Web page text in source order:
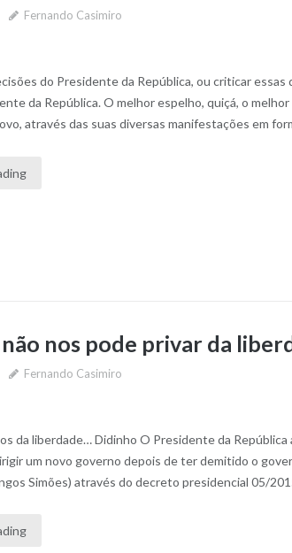
Fernando Casimiro
do Presidente da República, ou criticar
da República. O melhor espelho, quiçá, o
através das suas diversas manifestações em
nos pode privar da
Fernando Casimiro
da liberdade… Didinho O Presidente da
um novo governo depois de ter demitido o
Simões) através do decreto presidencial 05/